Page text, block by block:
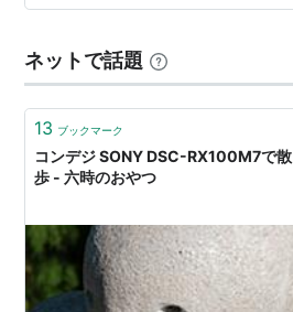
ネットで話題
13 ブックマーク
コンデジ SONY DSC-RX100M7で散
歩 - 六時のおやつ